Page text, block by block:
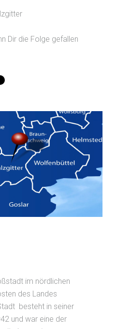
Dir die Folge gefallen
im nördlichen
des Landes
besteht in seiner
und war eine der